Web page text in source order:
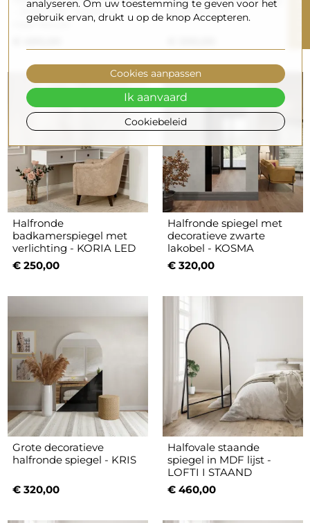
- JORDAN - lijstkleur
naar keuze
KLARA LED
Halfronde
badkamerspiegel met
verlichting - KORIA LED
€ 250,00
Halfronde spiegel met
decoratieve zwarte
lakobel - KOSMA
€ 320,00
Grote decoratieve
halfronde spiegel - KRIS
€ 320,00
Halfovale staande
spiegel in MDF lijst -
LOFTI I STAAND
€ 460,00
analyseren. Om uw toestemming te geven voor het
gebruik ervan, drukt u op de knop Accepteren.
Cookiebeleid
Cookies aanpassen
Ik aanvaard